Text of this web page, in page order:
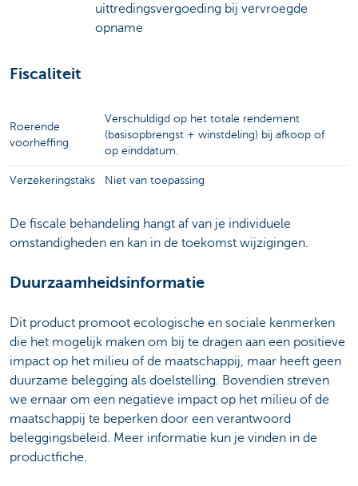
uittredingsvergoeding bij vervroegde
opname
Fiscaliteit
Roerende
voorheffing
Verschuldigd op het totale rendement
(basisopbrengst + winstdeling) bij afkoop of
op einddatum.
Verzekeringstaks Niet van toepassing
De fiscale behandeling hangt af van je individuele
omstandigheden en kan in de toekomst wijzigingen.
Duurzaamheidsinformatie
Dit product promoot ecologische en sociale kenmerken
die het mogelijk maken om bij te dragen aan een positieve
impact op het milieu of de maatschappij, maar heeft geen
duurzame belegging als doelstelling. Bovendien streven
we ernaar om een negatieve impact op het milieu of de
maatschappij te beperken door een verantwoord
beleggingsbeleid. Meer informatie kun je vinden in de
productfiche.